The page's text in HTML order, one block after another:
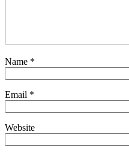
Name *
Email *
Website